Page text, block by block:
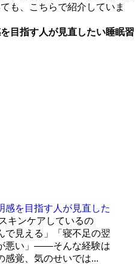
も、こちらで紹介していま
目指す人が見直したい睡眠習
感を目指す人が見直した
キンケアしているの
で見える」「寝不足の翌
悪い」——そんな経験は
感覚、気のせいでは...